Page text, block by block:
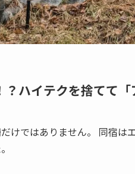
？ハイテクを捨てて
けではありません。 同宿は